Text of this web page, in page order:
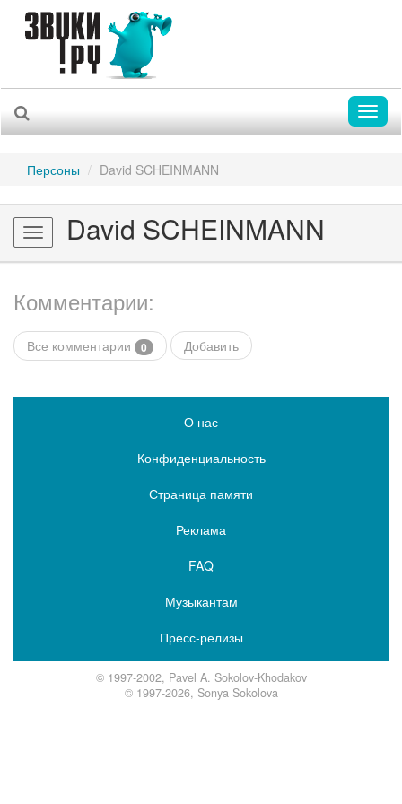
Персоны David SCHEINMANN
Toggle
navigation
David SCHEINMANN
Комментарии:
Все комментарии 0 Добавить
О нас
Конфиденциальность
Страница памяти
Реклама
FAQ
Музыкантам
Пресс-релизы
© 1997-2002, Pavel A. Sokolov-Khodakov
© 1997-2026, Sonya Sokolova